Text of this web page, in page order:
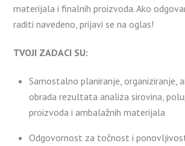
materijala i finalnih proizvoda. Ako
raditi navedeno, prijavi se na oglas!
TVOJI ZADACI SU:
Samostalno planiranje, organiziranje,
obrada rezultata analiza sirovina,
proizvoda i ambalažnih materijala
Odgovornost za točnost i